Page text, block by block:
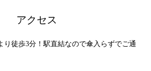
アクセス
り徒歩3分！駅直結なので傘入らずでご通